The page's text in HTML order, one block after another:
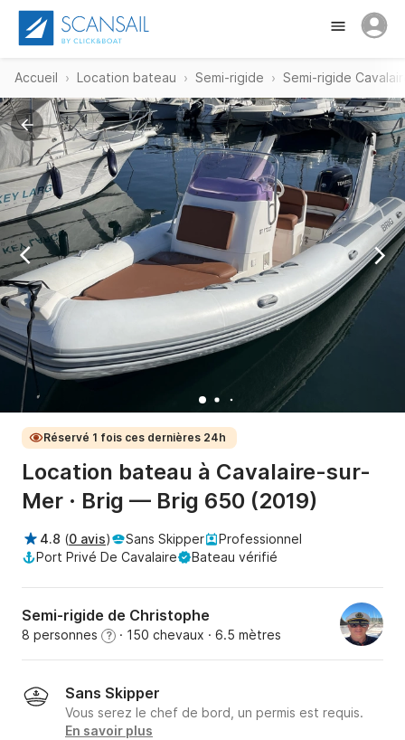
Accueil Location bateau Semi-rigide Semi-rigide
Réservé 1 fois ces dernières 24h
Location bateau à Cavalaire-sur-
Mer · Brig — Brig 650 (2019)
4.8 (0 avis) Sans Skipper
Professionnel
Port Privé De Cavalaire
Bateau vérifié
Semi-rigide de Christophe
8 personnes ? · 150 chevaux · 6.5 mètres
Sans Skipper
Vous serez le chef de bord, un permis est requis.
En savoir plus